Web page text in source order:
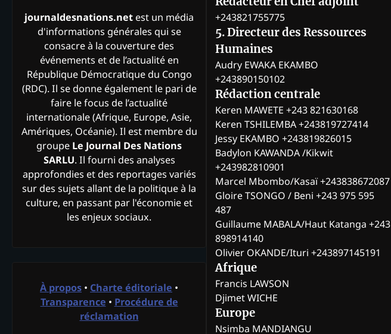
journaldesnations.net est un média
d'informations générales qui se
consacre à la couverture des
événements et de l’actualité en
République Démocratique du Congo
(RDC). Il se donne également le pari de
faire le focus de l’actualité
internationale (Afrique, Europe, Asie,
Amériques, Océanie). Il est membre du
groupe Le Journal Des Nations
SARLU. Il fourni des analyses
approfondies et des reportages variés
sur des sujets allant de la politique à la
culture, en passant par l'économie et
les enjeux sociaux.
À propos • Charte éditoriale •
Transparence • Procédure de
réclamation
+243821755775
5. Directeur des Ressources
Humaines
Audry EWAKA EKAMBO
+243890150102
Rédaction centrale
Keren MAWETE +243 821630168
Keren TSHILEMBA +243819727414
Jessy EKAMBO +243819826015
Badylon KAWANDA /Kikwit
+243982810901
Marcel Mbombo/Kasaï +243838672087
Gloire TSONGO / Beni +243 975 595
487
Guillaume MABALA/Haut Katanga +243
898914140
Olivier OKANDE/Ituri +243897145191
Afrique
Francis LAWSON
Djimet WICHE
Europe
Nsimba MANDIANGU